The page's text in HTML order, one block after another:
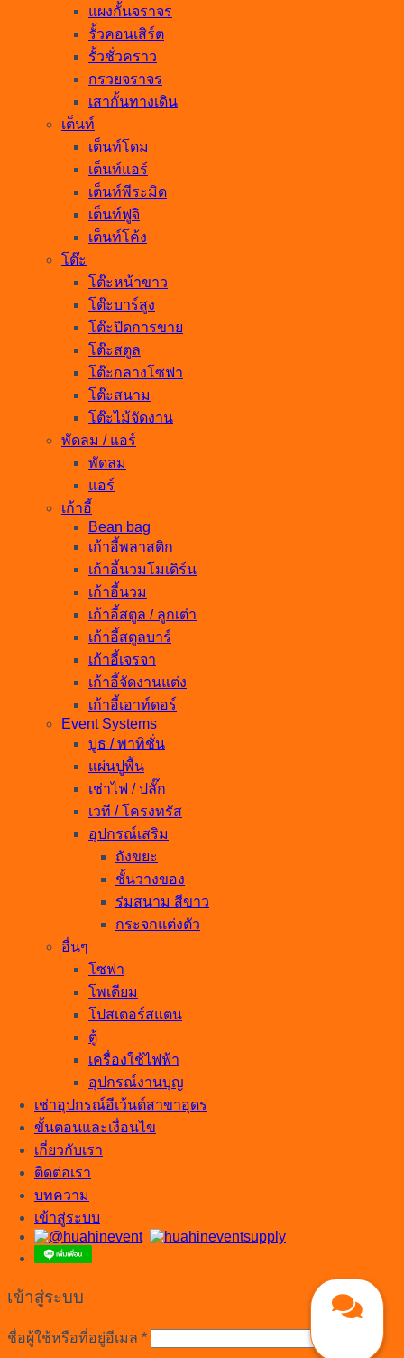
แผงกั้นจราจร
รั้วคอนเสิร์ต
รั้วชั่วคราว
กรวยจราจร
เสากั้นทางเดิน
เต็นท์
เต็นท์โดม
เต็นท์แอร์
เต็นท์พีระมิด
เต็นท์ฟูจิ
เต็นท์โค้ง
โต๊ะ
โต๊ะหน้าขาว
โต๊ะบาร์สูง
โต๊ะปิดการขาย
โต๊ะสตูล
โต๊ะกลางโซฟา
โต๊ะสนาม
โต๊ะไม้จัดงาน
พัดลม / แอร์
พัดลม
แอร์
เก้าอี้
Bean bag
เก้าอี้พลาสติก
เก้าอี้นวมโมเดิร์น
เก้าอี้นวม
เก้าอี้สตูล / ลูกเต๋า
เก้าอี้สตูลบาร์
เก้าอี้เจรจา
เก้าอี้จัดงานแต่ง
เก้าอี้เอาท์ดอร์
Event Systems
บูธ / พาทิชั่น
แผ่นปูพื้น
เช่าไฟ / ปลั๊ก
เวที / โครงทรัส
อุปกรณ์เสริม
ถังขยะ
ชั้นวางของ
ร่มสนาม สีขาว
กระจกแต่งตัว
อื่นๆ
โซฟา
โพเดียม
โปสเตอร์สแตน
ตู้
เครื่องใช้ไฟฟ้า
อุปกรณ์งานบุญ
เช่าอุปกรณ์อีเว้นต์สาขาอุดร
ขั้นตอนและเงื่อนไข
เกี่ยวกับเรา
ติดต่อเรา
บทความ
เข้าสู่ระบบ
เข้าสู่ระบบ
ชื่อผู้ใช้หรือที่อยู่อีเมล *ต้องการ